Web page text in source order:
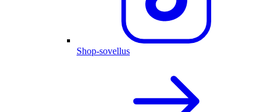
Shop-sovellus